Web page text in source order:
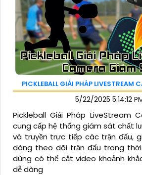
PICKLEBALL GIẢI PHÁP LIVESTREAM
5/22/2025 5:14:12
Pickleball Giải Pháp LiveStream
cung cấp hệ thống giám sát chất
và truyền trực tiếp các trận đấu,
dàng theo dõi trận đấu trong
dùng có thể cắt video khoảnh
dễ dàng